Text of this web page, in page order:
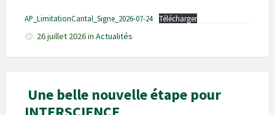
AP_LimitationCantal_Signe_2026-07-24 Télécharger
26 juillet 2026in Actualités
Une belle nouvelle étape pour